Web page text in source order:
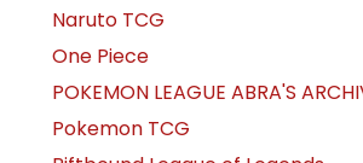
Naruto TCG
One Piece
POKEMON LEAGUE ABRA'S
Pokemon TCG